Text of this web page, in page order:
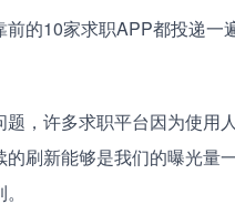
的10家求职APP都投递
题，许多求职平台因为使用
刷新能够是我们的曝光量